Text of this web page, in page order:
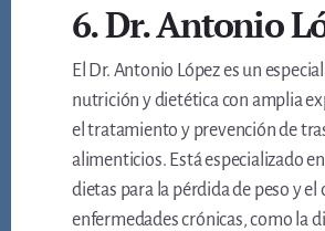
6. Dr. Antonio
El Dr. Antonio López es un
nutrición y dietética con amplia
el tratamiento y prevención de
alimenticios. Está especializado
dietas para la pérdida de peso y el
enfermedades crónicas, como la